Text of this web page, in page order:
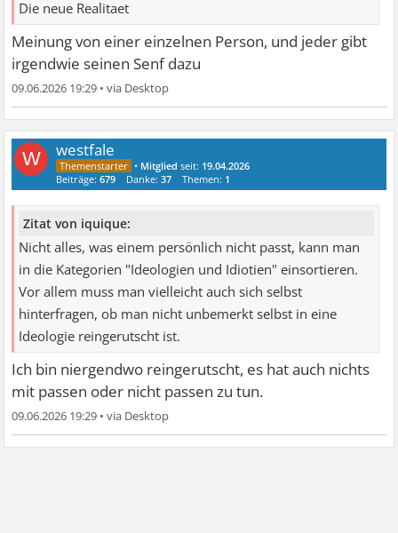
Die neue Realitaet
Meinung von einer einzelnen Person, und jeder gibt
irgendwie seinen Senf dazu
09.06.2026 19:29 •
W westfale
• Mitglied seit: 19.04.2026
Beiträge:679 Danke:37 Themen: 1
Zitat von iquique:
Nicht alles, was einem persönlich nicht passt, kann man
in die Kategorien "Ideologien und Idiotien" einsortieren.
Vor allem muss man vielleicht auch sich selbst
hinterfragen, ob man nicht unbemerkt selbst in eine
Ideologie reingerutscht ist.
Ich bin niergendwo reingerutscht, es hat auch nichts
mit passen oder nicht passen zu tun.
09.06.2026 19:29 •